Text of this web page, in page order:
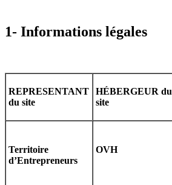
1- Informations légales
REPRESENTANT
du site
HÉBERGEUR du
site
Territoire
d’Entrepreneurs
OVH